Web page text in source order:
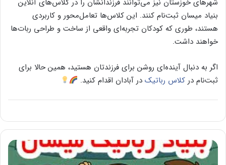
شهرهای خوزستان نیز می‌توانند فرزندانشان را در کلاس‌های آنلاین
بنیاد میسان ثبت‌نام کنند. این کلاس‌ها تعامل‌محور و کاربردی
هستند، طوری که کودکان تجربه‌ای واقعی از ساخت و طراحی ربات‌ها
خواهند داشت.
اگر به دنبال آینده‌ای روشن برای فرزندتان هستید، همین حالا برای
ثبت‌نام در کلاس رباتیک در آبادان اقدام کنید.